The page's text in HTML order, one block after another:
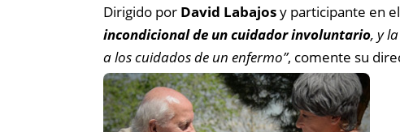
Dirigido por David Labajosy participante en
incondicional de un cuidador involuntario, y
a los cuidados de un enfermo”, comente su